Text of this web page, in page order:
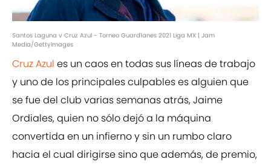
Santos Laguna v Cruz Azul - Torneo Guard1anes 2021 Liga MX | Jam
Media/GettyImages
Cruz Azul es un caos en todas sus líneas de trabajo
y uno de los principales culpables es alguien que
se fue del club varias semanas atrás, Jaime
Ordiales, quien no sólo dejó a la máquina
convertida en un infierno y sin un rumbo claro
hacia el cual dirigirse sino que además, de premio,